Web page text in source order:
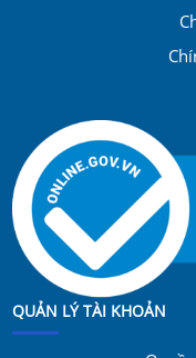
QUẢN LÝ TÀI KHOẢN